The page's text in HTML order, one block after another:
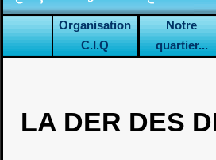
Organisation
C.I.Q
Notre
quartier...
LA DER DES